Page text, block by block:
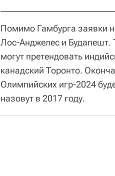
Помимо Гамбурга заявки
Лос-Анджелес и
могут претендовать
канадский Торонто.
Олимпийских игр-2024
назовут в 2017 году.